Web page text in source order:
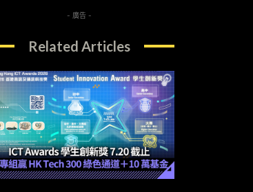
- 廣告 -
Related Articles